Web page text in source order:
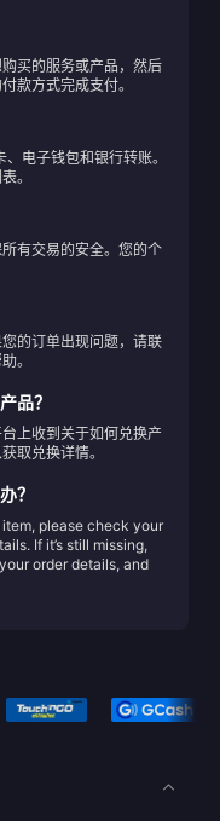
买的服务或产品，然后
款方式完成支付。
电子钱包和银行转账。
。
有交易的安全。您的个
的订单出现问题，请联
。
品？
上收到关于如何兑换产
取兑换详情。
？
please check your
If it’s still missing,
order details, and